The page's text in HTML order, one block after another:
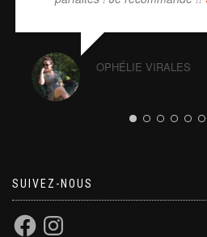
OPHÉLIE VIRALES
SUIVEZ-NOUS